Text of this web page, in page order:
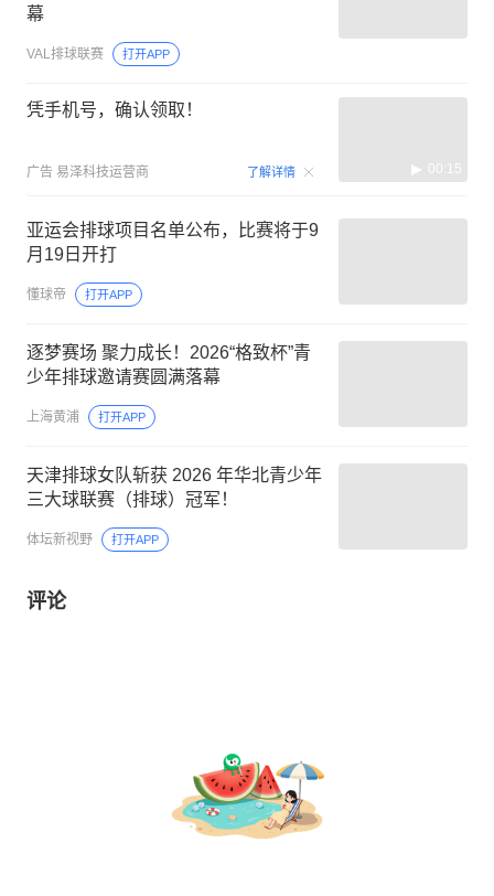
幕
VAL排球联赛 打开APP
凭手机号，确认领取！
广告 易泽科技运营商 了解详情 00:15
亚运会排球项目名单公布，比赛将于9
月19日开打
懂球帝 打开APP
逐梦赛场 聚力成长！2026“格致杯”青
少年排球邀请赛圆满落幕
上海黄浦 打开APP
天津排球女队斩获 2026 年华北青少年
三大球联赛（排球）冠军！
体坛新视野 打开APP
评论